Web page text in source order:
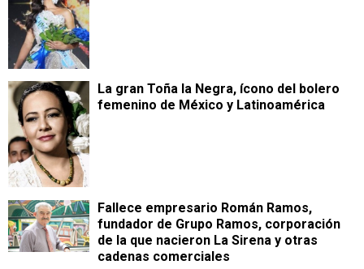
La gran Toña la Negra, ícono del bolero
femenino de México y Latinoamérica
Fallece empresario Román Ramos,
fundador de Grupo Ramos, corporación
de la que nacieron La Sirena y otras
cadenas comerciales